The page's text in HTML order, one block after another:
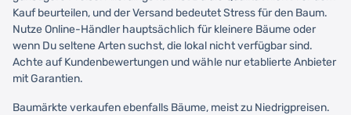
Kauf beurteilen, und der Versand bedeutet Stress für den Baum.
Nutze Online-Händler hauptsächlich für kleinere Bäume oder
wenn Du seltene Arten suchst, die lokal nicht verfügbar sind.
Achte auf Kundenbewertungen und wähle nur etablierte Anbieter
mit Garantien.
Baumärkte verkaufen ebenfalls Bäume, meist zu Niedrigpreisen.